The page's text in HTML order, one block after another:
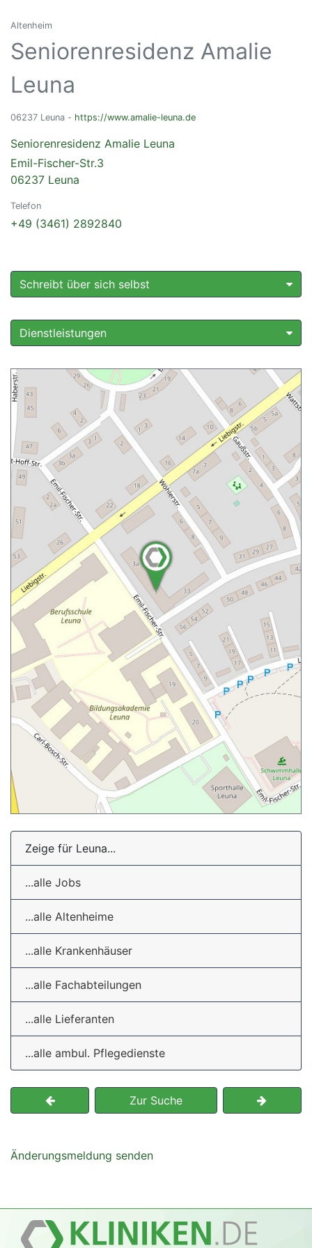
Altenheim
Seniorenresidenz Amalie
Leuna
06237 Leuna - https://www.amalie-leuna.de
Seniorenresidenz Amalie Leuna
Emil-Fischer-Str.3
06237 Leuna
Telefon
+49 (3461) 2892840
Schreibt über sich selbst
Dienstleistungen
Zeige für Leuna...
...alle Jobs
...alle Altenheime
...alle Krankenhäuser
...alle Fachabteilungen
...alle Lieferanten
...alle ambul. Pflegedienste
Zur Suche
Änderungsmeldung senden